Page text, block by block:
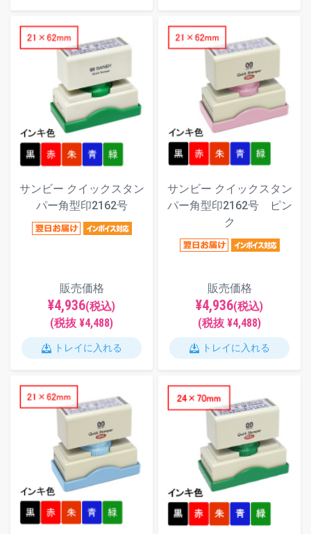
サンビー クイックスタン
パー角型印2162号
販売価格
¥4,936(税込)
(税抜 ¥4,488)
トレイに入れる
サンビー クイックスタン
パー角型印2162号 ピン
ク
販売価格
¥4,936(税込)
(税抜 ¥4,488)
トレイに入れる